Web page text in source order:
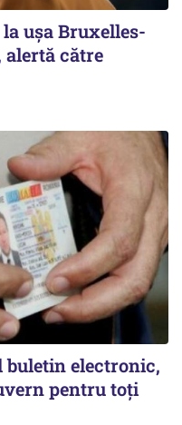
ușa Bruxelles-
către
buletin electronic,
pentru toți